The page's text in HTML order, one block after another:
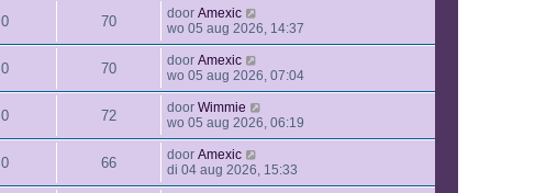
0 70 door Amexic
wo 05 aug 2026, 14:37
0 70 door Amexic
wo 05 aug 2026, 07:04
0 72 door Wimmie
wo 05 aug 2026, 06:19
0 66 door Amexic
di 04 aug 2026, 15:33